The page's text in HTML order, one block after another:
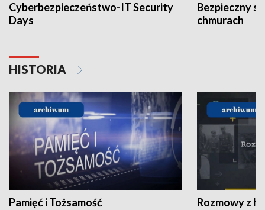
Cyberbezpieczeństwo-IT Security
Days
Bezpieczny
chmurach
HISTORIA
Pamięć i Tożsamość Rozmowy z